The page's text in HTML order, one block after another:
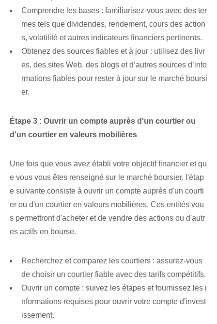
Comprendre les bases : familiarisez-vous avec des ter
mes tels que dividendes, rendement, cours des action
s, volatilité et autres indicateurs financiers pertinents.
Obtenez des sources fiables et à jour : utilisez des livr
es, des sites Web, des blogs et d’autres sources d’info
rmations fiables pour rester à jour sur le marché boursi
er.
Étape 3 : Ouvrir⁤ un compte auprès d'un courtier ou
d'un courtier en valeurs mobilières
Une fois que vous avez établi votre objectif financier et qu
e vous vous êtes renseigné sur le marché boursier, l'étap
e suivante consiste à ouvrir un compte auprès d'un courti
er ou d'un courtier en valeurs mobilières. Ces entités vou
s permettront d'acheter et de vendre des actions ou d'autr
es actifs en bourse.
Recherchez et comparez les courtiers : assurez-vous
de choisir un courtier fiable avec des tarifs compétitifs.
Ouvrir un compte : suivez les étapes et fournissez les i
nformations requises pour ouvrir votre compte d'invest
issement.